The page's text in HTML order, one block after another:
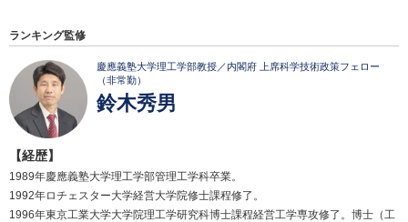
ランキング監修
慶應義塾大学理工学部教授／内閣府 上席科学技術政策フェロー
（非常勤）
鈴木秀男
【経歴】
1989年慶應義塾大学理工学部管理工学科卒業。
1992年ロチェスター大学経営大学院修士課程修了。
1996年東京工業大学大学院理工学研究科博士課程経営工学専攻修了。博士（工